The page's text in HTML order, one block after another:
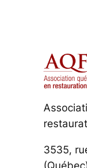
3535,